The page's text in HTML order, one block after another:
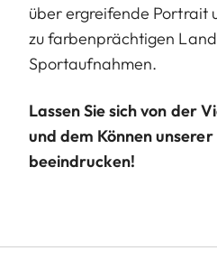
über ergreifende Portrait
zu farbenprächtigen
Sportaufnahmen.
Lassen Sie sich von der
und dem Können
beeindrucken!